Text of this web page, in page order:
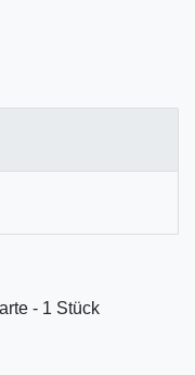
- 1 Stück